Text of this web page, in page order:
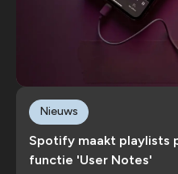
Spotify maakt playlists
functie 'User Notes'
Nieuws